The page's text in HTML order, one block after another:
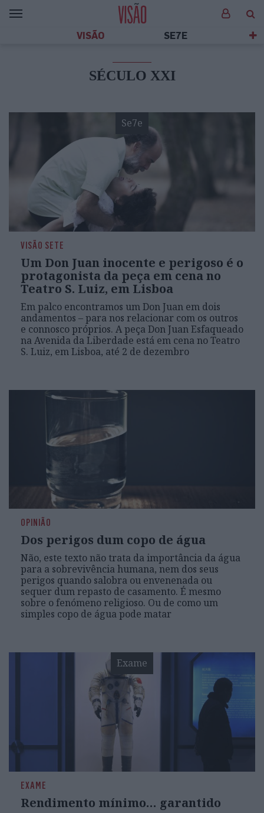
VISÃO SE7E
SÉCULO XXI
Se7e
VISÃO SETE
Um Don Juan inocente e perigoso é o
protagonista da peça em cena no
Teatro S. Luiz, em Lisboa
Em palco encontramos um Don Juan em dois
andamentos – para nos relacionar com os outros
e connosco próprios. A peça Don Juan Esfaqueado
na Avenida da Liberdade está em cena no Teatro
S. Luiz, em Lisboa, até 2 de dezembro
OPINIÃO
Dos perigos dum copo de água
Não, este texto não trata da importância da água
para a sobrevivência humana, nem dos seus
perigos quando salobra ou envenenada ou
sequer dum repasto de casamento. É mesmo
sobre o fenómeno religioso. Ou de como um
simples copo de água pode matar
Exame
EXAME
Rendimento mínimo… garantido